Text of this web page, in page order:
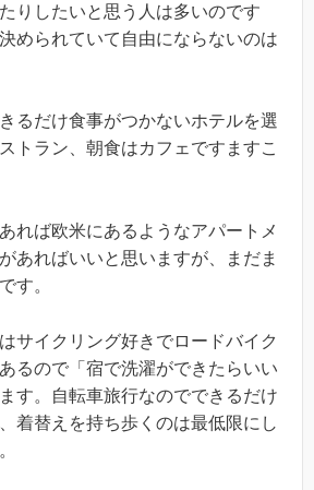
りしたいと思う人は多いのです
められていて自由にならないのは
るだけ食事がつかないホテルを選
トラン、朝食はカフェですますこ
れば欧米にあるようなアパートメ
あればいいと思いますが、まだま
す。
サイクリング好きでロードバイク
るので「宿で洗濯ができたらいい
す。自転車旅行なのでできるだけ
着替えを持ち歩くのは最低限にし